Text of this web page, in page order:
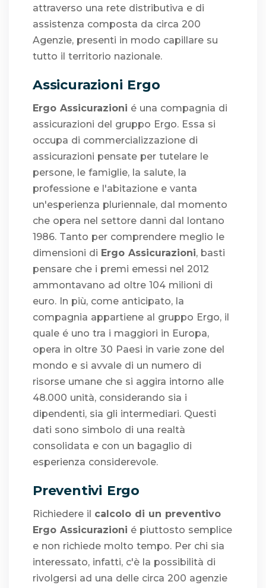
attraverso una rete distributiva e di
assistenza composta da circa 200
Agenzie, presenti in modo capillare su
tutto il territorio nazionale.
Assicurazioni Ergo
Ergo Assicurazioni é una compagnia di
assicurazioni del gruppo Ergo. Essa si
occupa di commercializzazione di
assicurazioni pensate per tutelare le
persone, le famiglie, la salute, la
professione e l'abitazione e vanta
un'esperienza pluriennale, dal momento
che opera nel settore danni dal lontano
1986. Tanto per comprendere meglio le
dimensioni di Ergo Assicurazioni, basti
pensare che i premi emessi nel 2012
ammontavano ad oltre 104 milioni di
euro. In più, come anticipato, la
compagnia appartiene al gruppo Ergo, il
quale é uno tra i maggiori in Europa,
opera in oltre 30 Paesi in varie zone del
mondo e si avvale di un numero di
risorse umane che si aggira intorno alle
48.000 unità, considerando sia i
dipendenti, sia gli intermediari. Questi
dati sono simbolo di una realtà
consolidata e con un bagaglio di
esperienza considerevole.
Preventivi Ergo
Richiedere il calcolo di un preventivo
Ergo Assicurazioni é piuttosto semplice
e non richiede molto tempo. Per chi sia
interessato, infatti, c'è la possibilità di
rivolgersi ad una delle circa 200 agenzie